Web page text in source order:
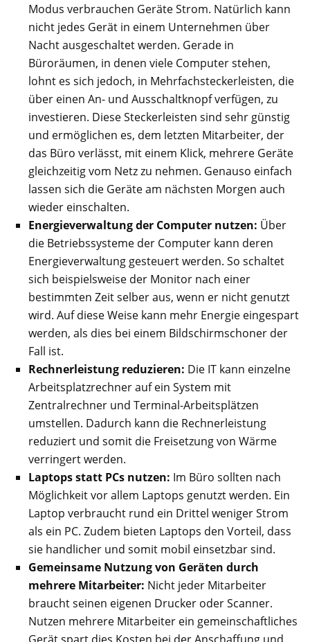
Modus verbrauchen Geräte Strom. Natürlich kann
nicht jedes Gerät in einem Unternehmen über
Nacht ausgeschaltet werden. Gerade in
Büroräumen, in denen viele Computer stehen,
lohnt es sich jedoch, in Mehrfachsteckerleisten, die
über einen An- und Ausschaltknopf verfügen, zu
investieren. Diese Steckerleisten sind sehr günstig
und ermöglichen es, dem letzten Mitarbeiter, der
das Büro verlässt, mit einem Klick, mehrere Geräte
gleichzeitig vom Netz zu nehmen. Genauso einfach
lassen sich die Geräte am nächsten Morgen auch
wieder einschalten.
Energieverwaltung der Computer nutzen: Über
die Betriebssysteme der Computer kann deren
Energieverwaltung gesteuert werden. So schaltet
sich beispielsweise der Monitor nach einer
bestimmten Zeit selber aus, wenn er nicht genutzt
wird. Auf diese Weise kann mehr Energie eingespart
werden, als dies bei einem Bildschirmschoner der
Fall ist.
Rechnerleistung reduzieren: Die IT kann einzelne
Arbeitsplatzrechner auf ein System mit
Zentralrechner und Terminal-Arbeitsplätzen
umstellen. Dadurch kann die Rechnerleistung
reduziert und somit die Freisetzung von Wärme
verringert werden.
Laptops statt PCs nutzen: Im Büro sollten nach
Möglichkeit vor allem Laptops genutzt werden. Ein
Laptop verbraucht rund ein Drittel weniger Strom
als ein PC. Zudem bieten Laptops den Vorteil, dass
sie handlicher und somit mobil einsetzbar sind.
Gemeinsame Nutzung von Geräten durch
mehrere Mitarbeiter: Nicht jeder Mitarbeiter
braucht seinen eigenen Drucker oder Scanner.
Nutzen mehrere Mitarbeiter ein gemeinschaftliches